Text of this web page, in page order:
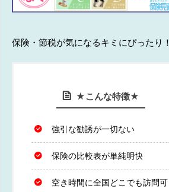
保険・節税が気になるキミにぴったり！
★こんな特徴★
強引な勧誘が一切ない
保険の比較表が単純明快
空き時間に全国どこでも訪問可